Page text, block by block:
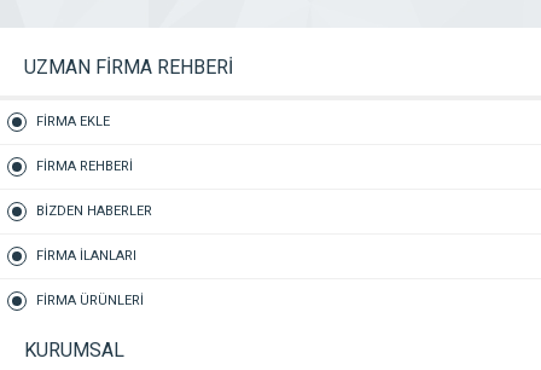
UZMAN FİRMA REHBERİ
FİRMA EKLE
FİRMA REHBERİ
BİZDEN HABERLER
FİRMA İLANLARI
FİRMA ÜRÜNLERİ
KURUMSAL